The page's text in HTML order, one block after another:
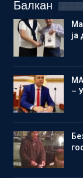
Балкан
ја
–